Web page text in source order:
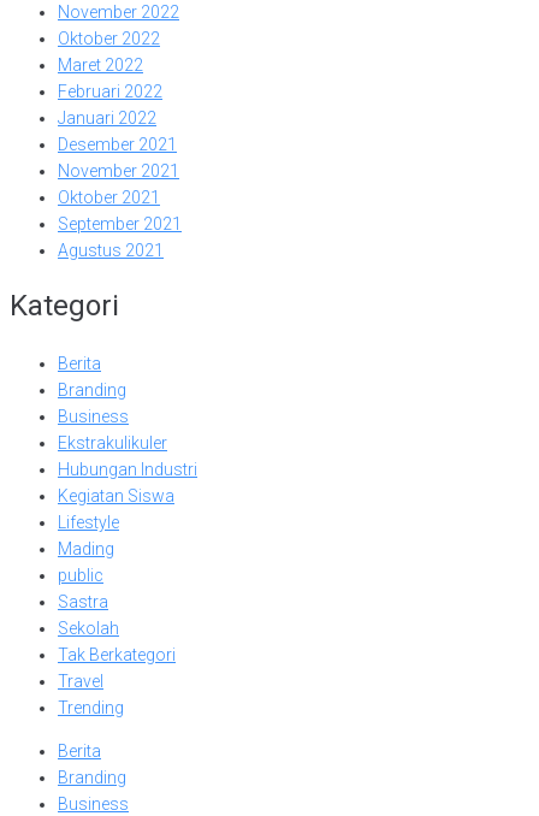
November 2022
Oktober 2022
Maret 2022
Februari 2022
Januari 2022
Desember 2021
November 2021
Oktober 2021
September 2021
Agustus 2021
Kategori
Berita
Branding
Business
Ekstrakulikuler
Hubungan Industri
Kegiatan Siswa
Lifestyle
Mading
public
Sastra
Sekolah
Tak Berkategori
Travel
Trending
Berita
Branding
Business